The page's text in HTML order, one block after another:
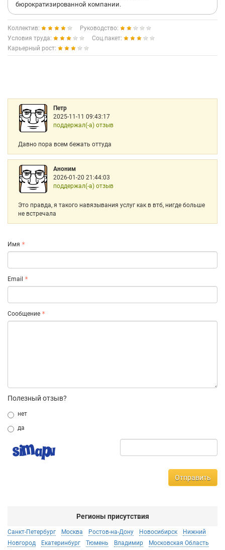
бюрократизированной компании.
Коллектив:
Руководство:
Условия труда:
Соц.пакет:
Карьерный рост:
Петр
2025-11-11 09:43:17
поддержал(-а) отзыв
Давно пора всем бежать оттуда
Аноним
2026-01-20 21:44:03
поддержал(-а) отзыв
Это правда, я такого навязывания услуг как в втб, нигде больше
не встречала
Имя
Email
Сообщение
Полезный отзыв?
нет
да
Отправить
Регионы присутствия
Санкт-Петербург Москва Ростов-на-Дону Новосибирск
Нижний
Новгород
Екатеринбург Тюмень Владимир
Московская Область